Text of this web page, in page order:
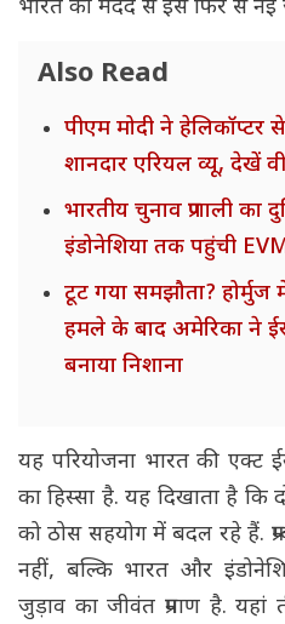
भारत की मदद से इसे फिर से नई
Also Read
पीएम मोदी ने हेलिकॉप्टर से
शानदार एरियल व्यू, देखें
भारतीय चुनाव प्रणाली का
इंडोनेशिया तक पहुंची
टूट गया समझौता?
हमले के बाद अमेरिका ने
बनाया निशाना
यह परियोजना भारत की एक्ट
का हिस्सा है. यह दिखाता है
को ठोस सहयोग में बदल रहे हैं.
नहीं, बल्कि भारत और
जुड़ाव का जीवंत प्रमाण है.